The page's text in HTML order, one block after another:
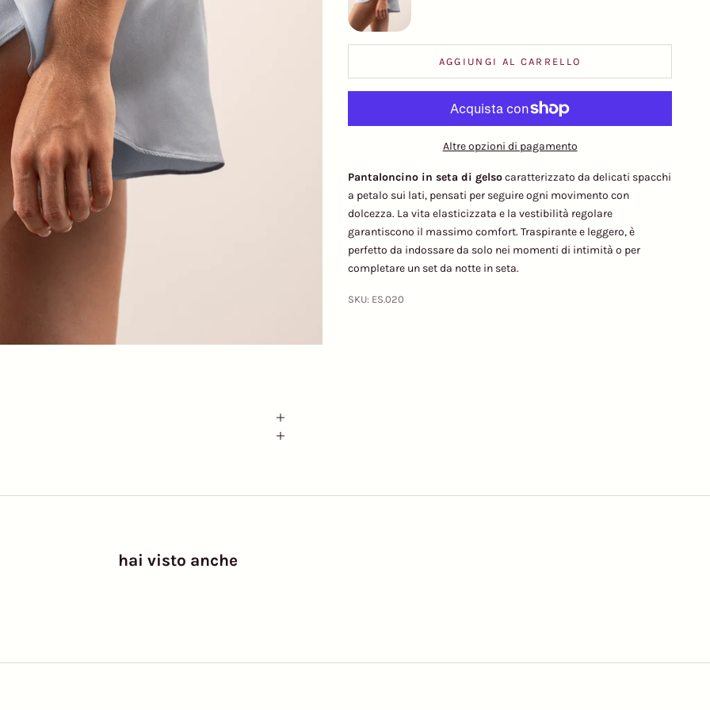
AGGIUNGI AL CARRELLO
Altre opzioni di pagamento
Pantaloncino in seta di gelsocaratterizzato da delicati spacchi
a petalo sui lati, pensati per seguire ogni movimento con
dolcezza. La vita elasticizzata e la vestibilità regolare
garantiscono il massimo comfort. Traspirante e leggero, è
perfetto da indossare da solo nei momenti di intimità o per
completare un set da notte in seta.
SKU: ES.020
hai visto anche